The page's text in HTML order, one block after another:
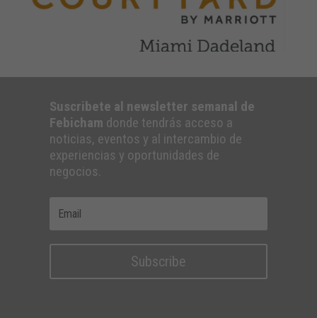
Suscribete al newsletter semanal de
Febicham donde tendrás acceso a
noticias, eventos y al intercambio de
experiencias y oportunidades de
negocios.
Subscribe